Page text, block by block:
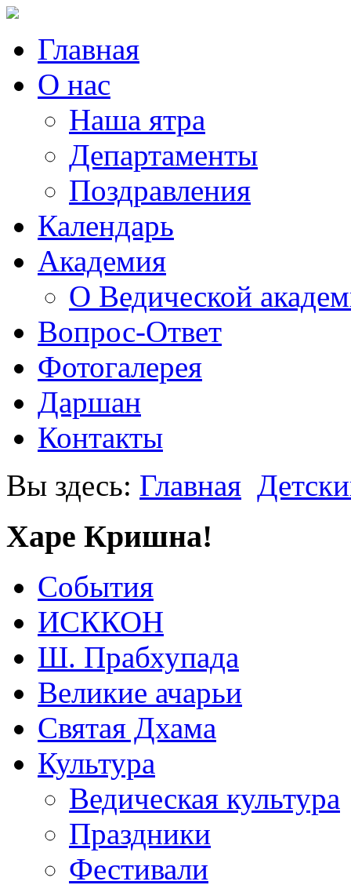
Главная
О нас
Наша ятра
Департаменты
Поздравления
Календарь
Академия
О Ведической
Вопрос-Ответ
Фотогалерея
Даршан
Контакты
Вы здесь: Главная
Харе Кришна!
События
ИСККОН
Ш. Прабхупада
Великие ачарьи
Святая Дхама
Культура
Ведическая культура
Праздники
Фестивали